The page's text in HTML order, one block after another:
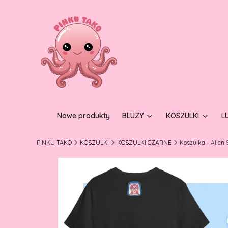
Nowe produkty BLUZY KOSZULKI
PINKU TAKO KOSZULKI KOSZULKI CZARNE Koszulka - Alien